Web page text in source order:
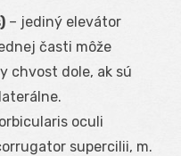
– jediný elevátor
časti môže
chvost dole, ak sú
oculi
supercilii, m.